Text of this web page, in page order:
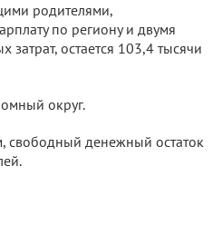
родителями,
по региону и двумя
остается 103,4 тысячи
округ.
свободный денежный остаток